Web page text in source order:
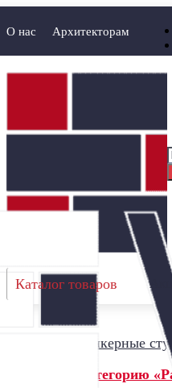
О нас Архитекторам
Каталог товаров
Клинкерные
← Назад в категорию